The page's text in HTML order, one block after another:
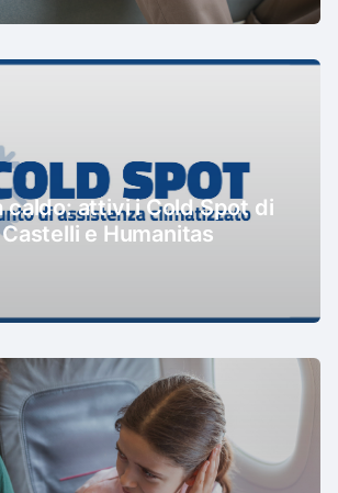
caldo: attivi i Cold Spot di
e Humanitas